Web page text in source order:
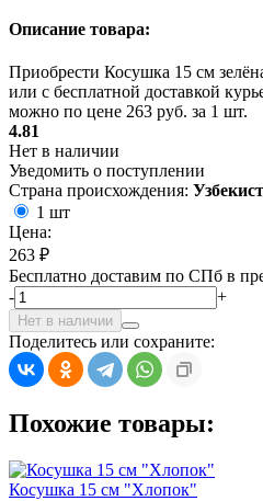
Описание товара:
Приобрести Косушка 15 см
или с бесплатной доставкой
можно по цене 263 руб. за 1 шт.
4.81
Нет в наличии
Уведомить о поступлении
Страна происхождения:
1 шт
Цена:
263 ₽
Бесплатно доставим по СПб в
-
+
Нет в наличии
Поделитесь или сохраните:
Похожие товары:
Косушка 15 см "Хлопок"